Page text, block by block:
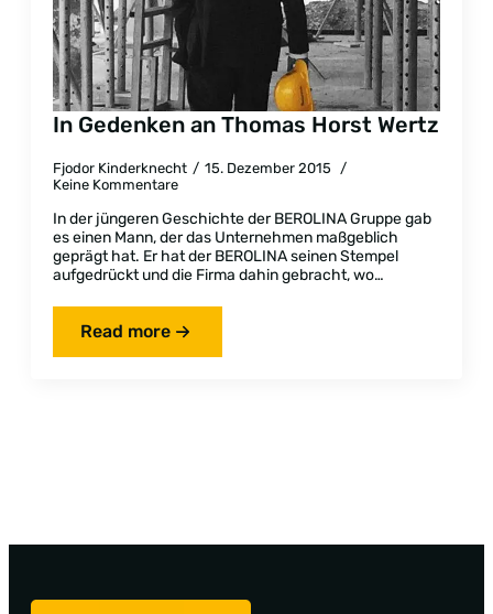
In Gedenken an Thomas Horst Wertz
Fjodor Kinderknecht
15. Dezember 2015
Keine Kommentare
In der jüngeren Geschichte der BEROLINA Gruppe gab
es einen Mann, der das Unternehmen maßgeblich
geprägt hat. Er hat der BEROLINA seinen Stempel
aufgedrückt und die Firma dahin gebracht, wo…
Read more